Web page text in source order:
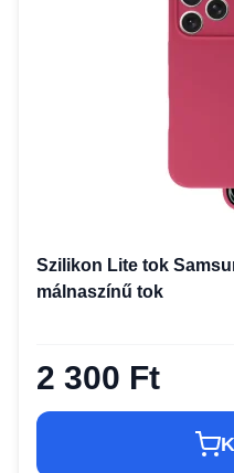
Szilikon Lite tok
málnaszínű tok
2 300 Ft